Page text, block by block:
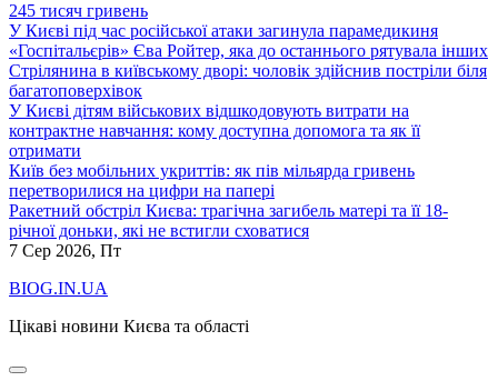
245 тисяч гривень
У Києві під час російської атаки загинула парамедикиня
«Госпітальєрів» Єва Ройтер, яка до останнього рятувала інших
Стрілянина в київському дворі: чоловік здійснив постріли біля
багатоповерхівок
У Києві дітям військових відшкодовують витрати на
контрактне навчання: кому доступна допомога та як її
отримати
Київ без мобільних укриттів: як пів мільярда гривень
перетворилися на цифри на папері
Ракетний обстріл Києва: трагічна загибель матері та її 18-
річної доньки, які не встигли сховатися
7 Сер 2026, Пт
BIOG.IN.UA
Цікаві новини Києва та області